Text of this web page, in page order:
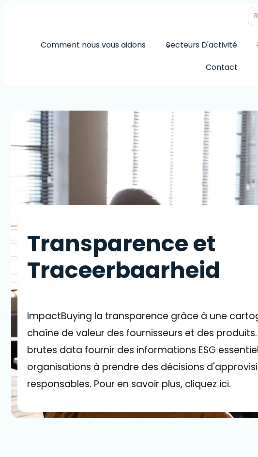
Comment nous vous aidons Secteurs D'activité
Contact
Transparence et
Traceerbaarheid
ImpactBuying la transparence grâce à une
chaîne de valeur des fournisseurs et des
brutes data fournir des informations ESG
organisations à prendre des décisions
responsables. Pour en savoir plus, cliquez ici.